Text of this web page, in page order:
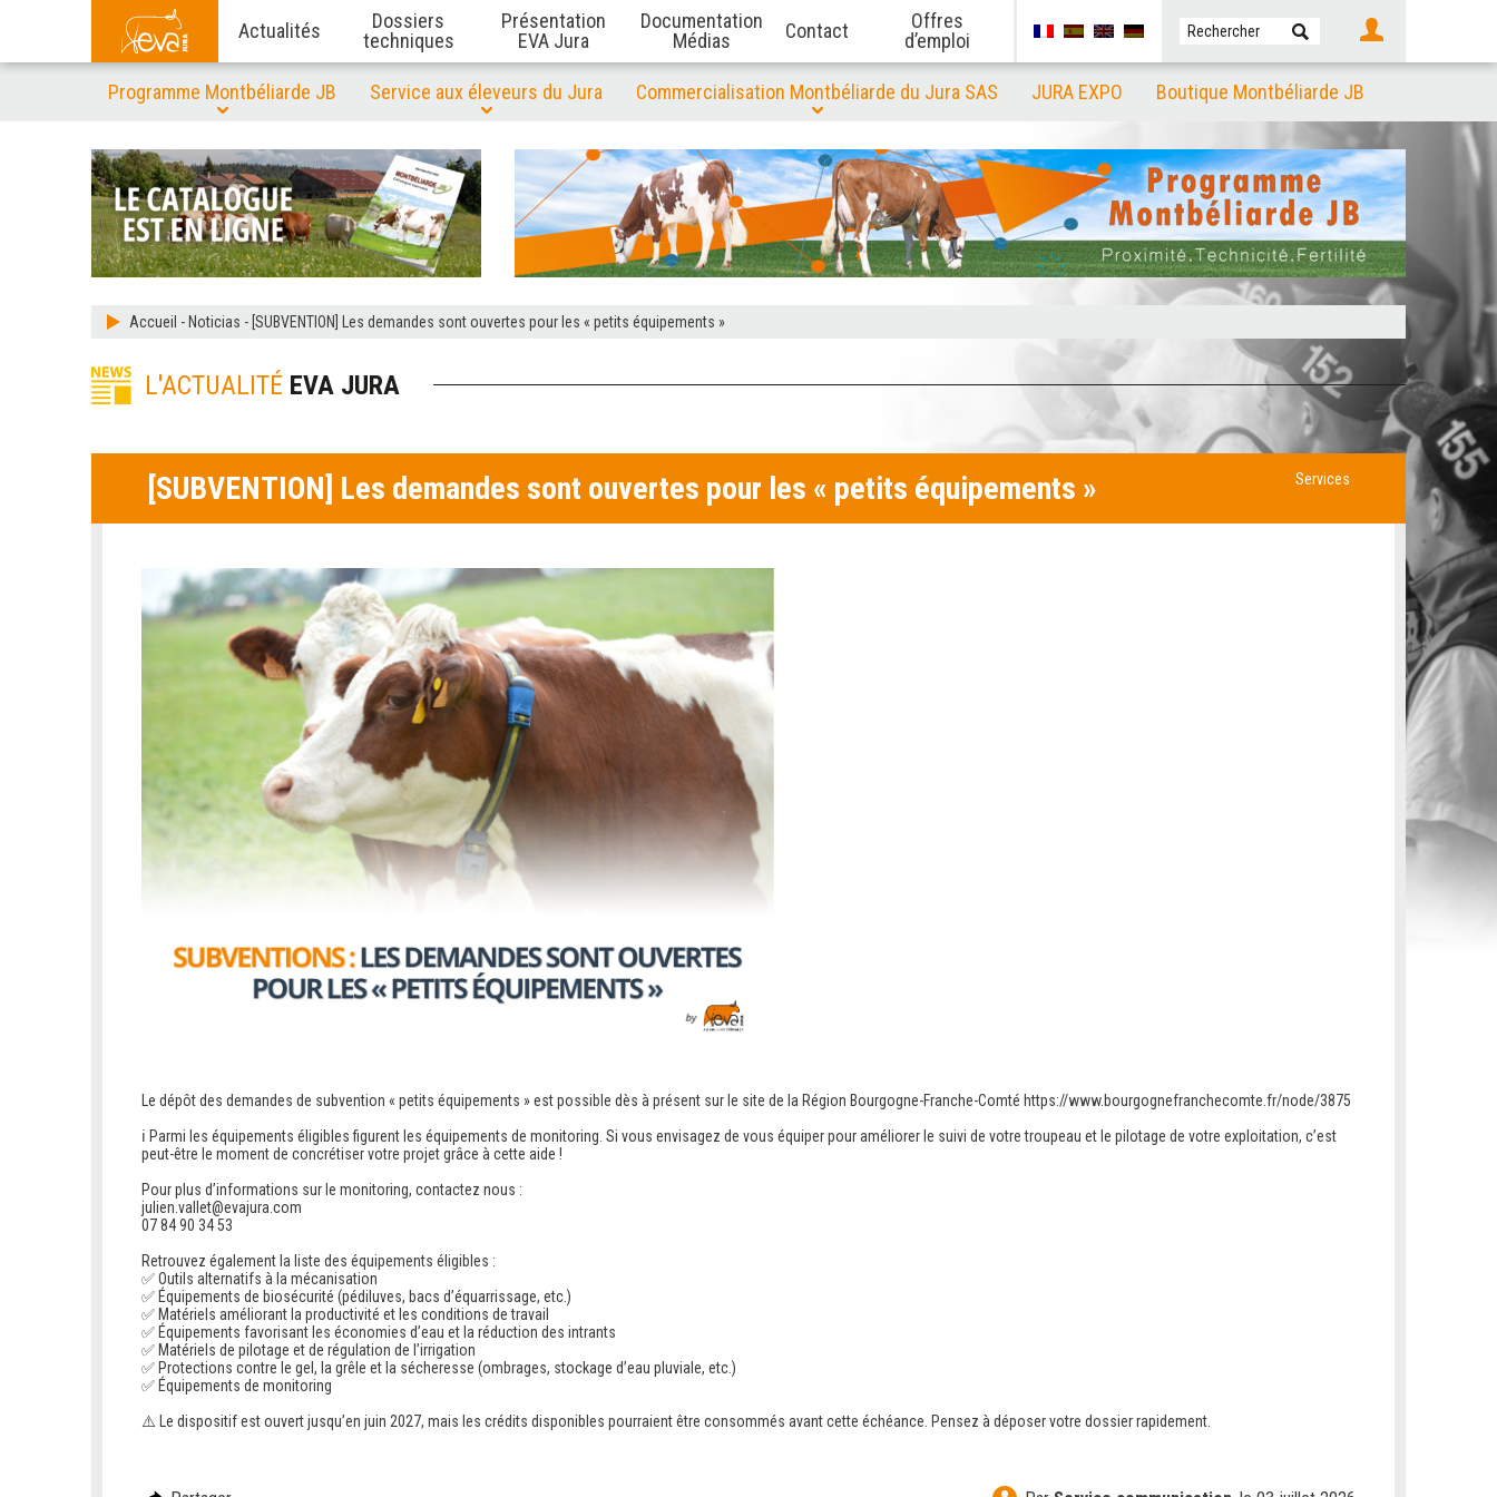
Actualités
Dossiers
techniques
Présentation
EVA Jura
Documentation
Médias
Contact
Offres
d’emploi
Programme Montbéliarde JB Service aux éleveurs du Jura Commercialisation Montbéliarde du Jura SAS JURA EXPO Boutique Montbéliarde JB
Accueil - Noticias - [SUBVENTION] Les demandes sont ouvertes pour les « petits équipements »
L'ACTUALITÉ EVA JURA
[SUBVENTION] Les demandes sont ouvertes pour les « petits équipements » Services
Le dépôt des demandes de subvention « petits équipements » est possible dès à présent sur le site de la Région Bourgogne-Franche-Comté https://www.bourgognefranchecomte.fr/node/3875
ℹ Parmi les équipements éligibles figurent les équipements de monitoring. Si vous envisagez de vous équiper pour améliorer le suivi de votre troupeau et le pilotage de votre exploitation, c’est
peut-être le moment de concrétiser votre projet grâce à cette aide !
Pour plus d’informations sur le monitoring, contactez nous :
julien.vallet@evajura.com
07 84 90 34 53
Retrouvez également la liste des équipements éligibles :
✅ Outils alternatifs à la mécanisation
✅ Équipements de biosécurité (pédiluves, bacs d’équarrissage, etc.)
✅ Matériels améliorant la productivité et les conditions de travail
✅ Équipements favorisant les économies d’eau et la réduction des intrants
✅ Matériels de pilotage et de régulation de l’irrigation
✅ Protections contre le gel, la grêle et la sécheresse (ombrages, stockage d’eau pluviale, etc.)
✅ Équipements de monitoring
⚠️ Le dispositif est ouvert jusqu’en juin 2027, mais les crédits disponibles pourraient être consommés avant cette échéance. Pensez à déposer votre dossier rapidement.